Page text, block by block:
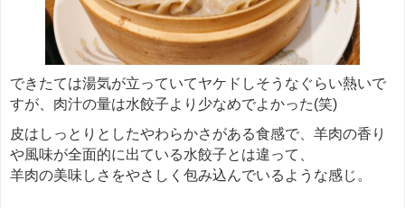
できたては湯気が立っていてヤケドしそうなぐらい熱いで
すが、肉汁の量は水餃子より少なめでよかった(笑)
皮はしっとりとしたやわらかさがある食感で、羊肉の香り
や風味が全面的に出ている水餃子とは違って、
羊肉の美味しさをやさしく包み込んでいるような感じ。